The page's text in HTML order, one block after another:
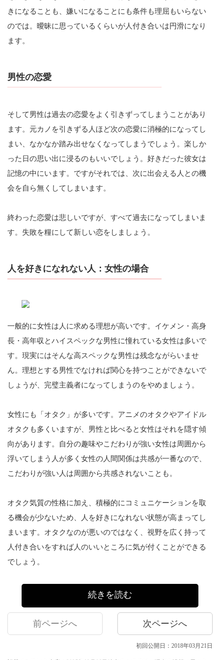
きになることも、嫌いになることにも条件も理屈もいらない
のでは。曖昧に思っているくらいが人付き合いは円滑になり
ます。
男性の恋愛
そして男性は過去の恋愛をよく引きずってしまうことがあり
ます。元カノを引きずる人ほど次の恋愛に消極的になってし
まい、なかなか踏み出せなくなってしまうでしょう。楽しか
った日の思い出に浸るのもいいでしょう。好きだった彼女は
記憶の中にいます。ですがそれでは、次に出会える人との機
会を自ら無くしてしまいます。
終わった恋愛は悲しいですが、すべて過去になってしまいま
す。失敗を糧にして新しい恋をしましょう。
人を好きになれない人：女性の場合
一般的に女性は人に求める理想が高いです。イケメン・高身
長・高年収とハイスペックな男性に憧れている女性は多いで
す。現実にはそんな高スペックな男性は残念ながらいませ
ん。理想とする男性でなければ関心を持つことができないで
しょうが、完璧主義者になってしまうのをやめましょう。
女性にも「オタク」が多いです。アニメのオタクやアイドル
オタクも多くいますが、男性と比べると女性はそれを隠す傾
向があります。自分の趣味やこだわりが強い女性は周囲から
浮いてしまう人が多く女性の人間関係は共感が一番なので、
こだわりが強い人は周囲から共感されないことも。
オタク気質の性格に加え、積極的にコミュニケーションを取
る機会が少ないため、人を好きになれない状態が高まってし
まいます。オタクなのが悪いのではなく、視野を広く持って
人付き合いをすれば人のいいところに気が付くことができる
でしょう。
続きを読む
前ページへ 次ページへ
初回公開日：2018年03月21日